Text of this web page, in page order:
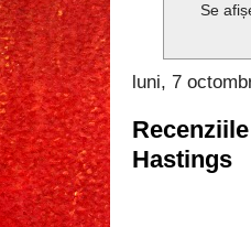
Se
luni, 7
Hastings